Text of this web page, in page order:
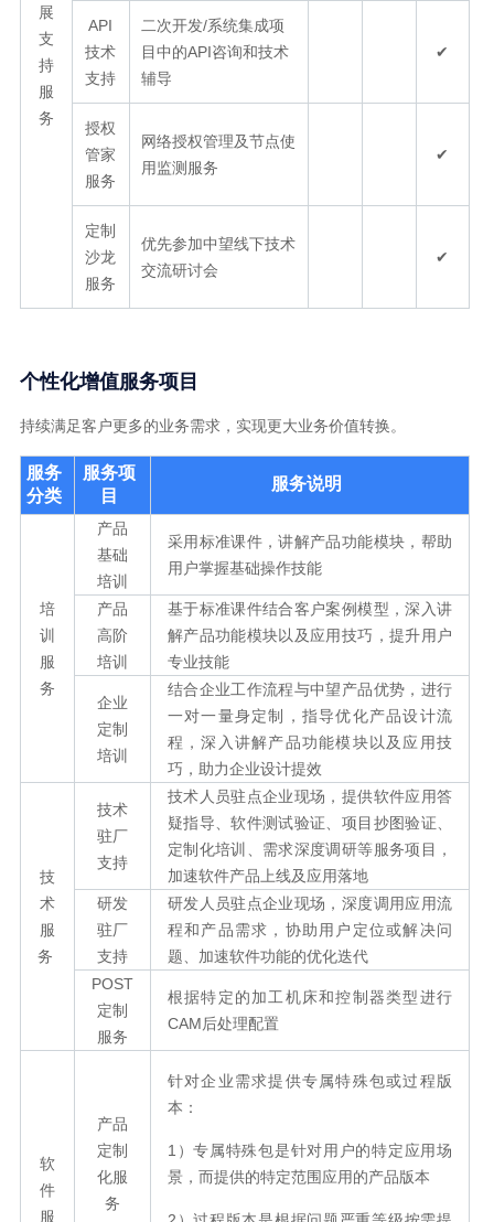
展
支
持
服
务
API
技术
支持
二次开发/系统集成项
目中的API咨询和技术
辅导
✔
授权
管家
服务
网络授权管理及节点使
用监测服务
✔
定制
沙龙
服务
优先参加中望线下技术
交流研讨会
✔
个性化增值服务项目
持续满足客户更多的业务需求，实现更大业务价值转换。
服务
分类
服务项
目
服务说明
培
训
服
务
产品
基础
培训
采用标准课件，讲解产品功能模块，帮助
用户掌握基础操作技能
产品
高阶
培训
基于标准课件结合客户案例模型，深入讲
解产品功能模块以及应用技巧，提升用户
专业技能
企业
定制
培训
结合企业工作流程与中望产品优势，进行
一对一量身定制，指导优化产品设计流
程，深入讲解产品功能模块以及应用技
巧，助力企业设计提效
技
术
服
务
技术
驻厂
支持
技术人员驻点企业现场，提供软件应用答
疑指导、软件测试验证、项目抄图验证、
定制化培训、需求深度调研等服务项目，
加速软件产品上线及应用落地
研发
驻厂
支持
研发人员驻点企业现场，深度调用应用流
程和产品需求，协助用户定位或解决问
题、加速软件功能的优化迭代
POST
定制
服务
根据特定的加工机床和控制器类型进行
CAM后处理配置
软
件
服
产品
定制
化服
务
针对企业需求提供专属特殊包或过程版
本：
1）专属特殊包是针对用户的特定应用场
景，而提供的特定范围应用的产品版本